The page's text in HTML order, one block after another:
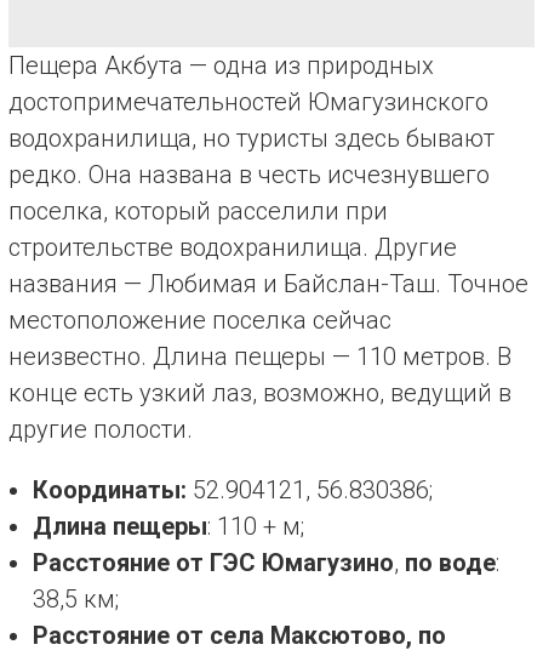
Пещера Акбута — одна из природных
достопримечательностей Юмагузинского
водохранилища, но туристы здесь бывают
редко. Она названа в честь исчезнувшего
поселка, который расселили при
строительстве водохранилища. Другие
названия — Любимая и Байслан-Таш. Точное
местоположение поселка сейчас
неизвестно. Длина пещеры — 110 метров. В
конце есть узкий лаз, возможно, ведущий в
другие полости.
Координаты: 52.904121, 56.830386;
Длина пещеры: 110 + м;
Расстояние от ГЭС Юмагузино, по воде:
38,5 км;
Расстояние от села Максютово, по